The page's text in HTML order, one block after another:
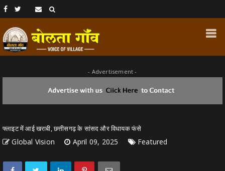
- Advertisement -
फ्लाइट में आई खराबी, छत्तीसगढ़ के सांसद और विधायक फंसे
Global Vision April 09, 2025 Featured